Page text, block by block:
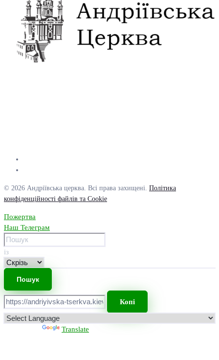
© 2026 Андріївська церква. Всі права захищені. Політика
конфіденційності файлів та Cookie
Пожертва
Наш Телеграм
із
Копі
Translate